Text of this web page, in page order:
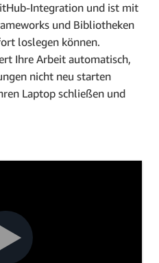
Integration und ist mit
und Bibliotheken
loslegen können.
Ihre Arbeit automatisch,
nicht neu starten
Laptop schließen und